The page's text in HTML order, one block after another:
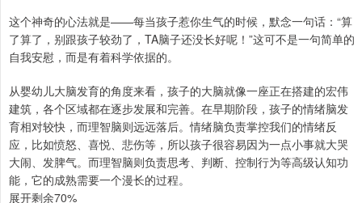
这个神奇的心法就是——每当孩子惹你生气的时候，默念一句话：“算
了算了，别跟孩子较劲了，TA脑子还没长好呢！”这可不是一句简单的
自我安慰，而是有着科学依据的。
从婴幼儿大脑发育的角度来看，孩子的大脑就像一座正在搭建的宏伟
建筑，各个区域都在逐步发展和完善。在早期阶段，孩子的情绪脑发
育相对较快，而理智脑则远远落后。情绪脑负责掌控我们的情绪反
应，比如愤怒、喜悦、悲伤等，所以孩子很容易因为一点小事就大哭
大闹、发脾气。而理智脑则负责思考、判断、控制行为等高级认知功
能，它的成熟需要一个漫长的过程。
展开剩余70%